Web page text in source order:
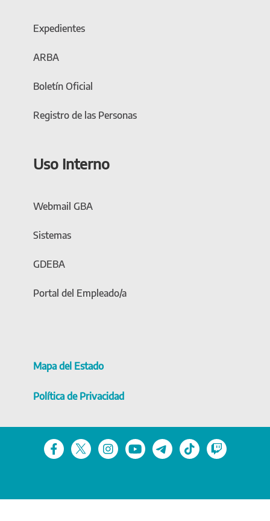
Expedientes
ARBA
Boletín Oficial
Registro de las Personas
Uso Interno
Webmail GBA
Sistemas
GDEBA
Portal del Empleado/a
Mapa del Estado
Política de Privacidad